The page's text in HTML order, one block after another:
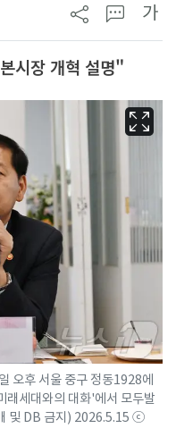
가
시장 개혁 설명"
오후 서울 중구 정동1928에
래세대와의 대화'에서 모두발
및 DB 금지) 2026.5.15 ⓒ